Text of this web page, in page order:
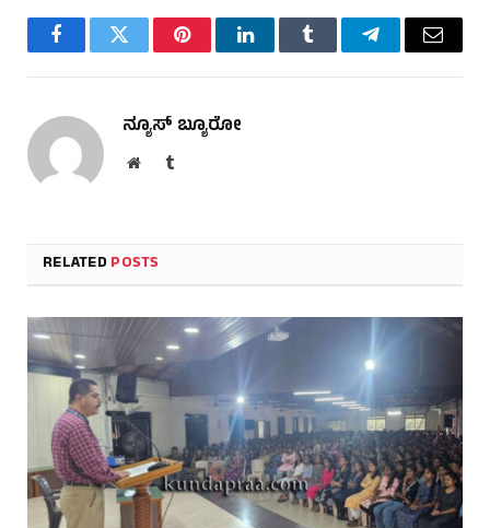
FacebookTwitter PinterestLinkedInTumblr TelegramEmail
ನ್ಯೂಸ್ ಬ್ಯೂರೋ
WebsiteTumblr
RELATEDPOSTS